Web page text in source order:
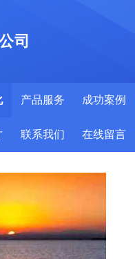
司
产品服务 成功案例
联系我们 在线留言